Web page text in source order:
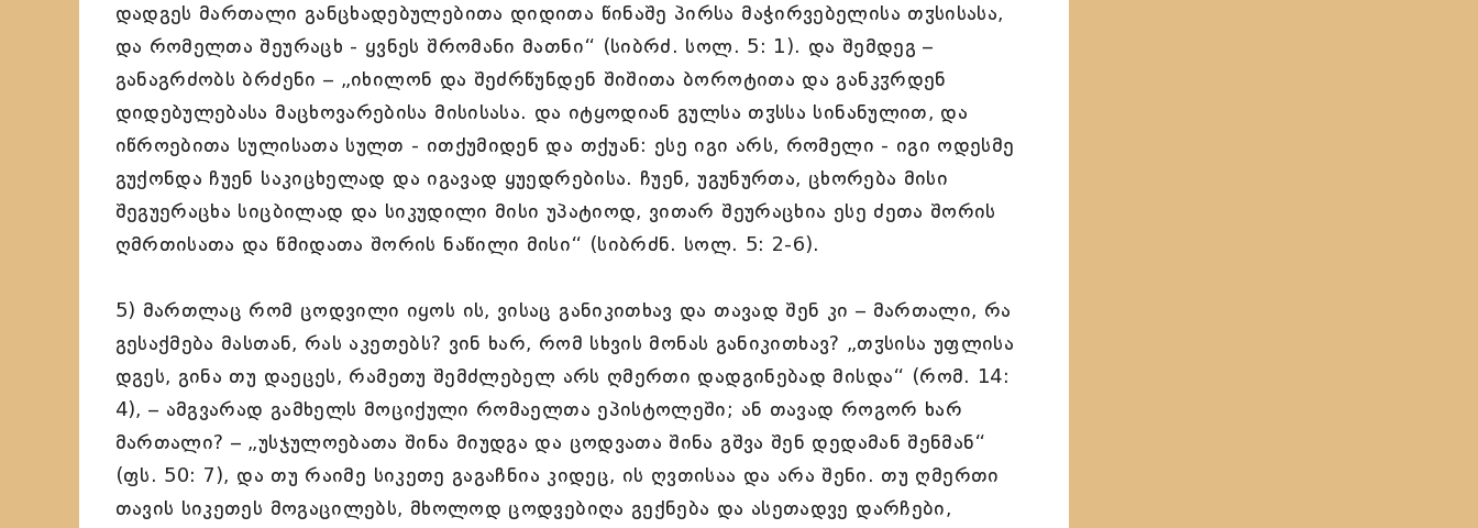
დადგეს მართალი განცხადებულებითა დიდითა წინაშე პირსა მაჭირვებელისა თჳსისასა,
და რომელთა შეურაცხ - ყვნეს შრომანი მათნი“ (სიბრძ. სოლ. 5: 1). და შემდეგ –
განაგრძობს ბრძენი – „იხილონ და შეძრწუნდენ შიშითა ბოროტითა და განკჳრდენ
დიდებულებასა მაცხოვარებისა მისისასა. და იტყოდიან გულსა თჳსსა სინანულით, და
იწროებითა სულისათა სულთ - ითქუმიდენ და თქუან: ესე იგი არს, რომელი - იგი ოდესმე
გუქონდა ჩუენ საკიცხელად და იგავად ყუედრებისა. ჩუენ, უგუნურთა, ცხორება მისი
შეგუერაცხა სიცბილად და სიკუდილი მისი უპატიოდ, ვითარ შეურაცხია ესე ძეთა შორის
ღმრთისათა და წმიდათა შორის ნაწილი მისი“ (სიბრძნ. სოლ. 5: 2-6).
5) მართლაც რომ ცოდვილი იყოს ის, ვისაც განიკითხავ და თავად შენ კი – მართალი, რა
გესაქმება მასთან, რას აკეთებს? ვინ ხარ, რომ სხვის მონას განიკითხავ? „თჳსისა უფლისა
დგეს, გინა თუ დაეცეს, რამეთუ შემძლებელ არს ღმერთი დადგინებად მისდა“ (რომ. 14:
4), – ამგვარად გამხელს მოციქული რომაელთა ეპისტოლეში; ან თავად როგორ ხარ
მართალი? – „უსჯულოებათა შინა მიუდგა და ცოდვათა შინა გშვა შენ დედამან შენმან“
(ფს. 50: 7), და თუ რაიმე სიკეთე გაგაჩნია კიდეც, ის ღვთისაა და არა შენი. თუ ღმერთი
თავის სიკეთეს მოგაცილებს, მხოლოდ ცოდვებიღა გექნება და ასეთადვე დარჩები,